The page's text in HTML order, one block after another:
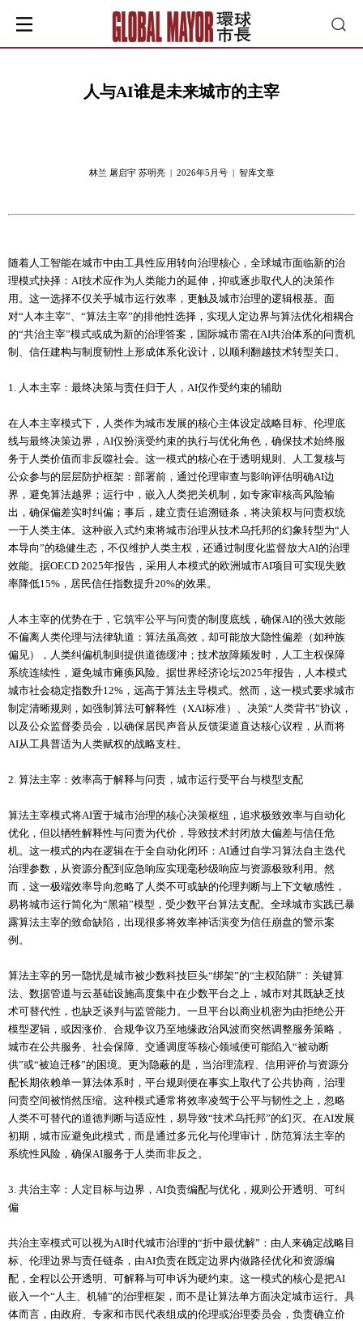
人与AI谁是未来城市的主宰
林兰 屠启宇 苏明亮 | 2026年5月号 | 智库文章
随着人工智能在城市中由工具性应用转向治理核心，全球城市面临新的治
理模式抉择：AI技术应作为人类能力的延伸，抑或逐步取代人的决策作
用。这一选择不仅关乎城市运行效率，更触及城市治理的逻辑根基。面
对“人本主宰”、“算法主宰”的排他性选择，实现人定边界与算法优化相耦合
的“共治主宰”模式或成为新的治理答案，国际城市需在AI共治体系的问责机
制、信任建构与制度韧性上形成体系化设计，以顺利翻越技术转型关口。
1. 人本主宰：最终决策与责任归于人，AI仅作受约束的辅助
在人本主宰模式下，人类作为城市发展的核心主体设定战略目标、伦理底
线与最终决策边界，AI仅扮演受约束的执行与优化角色，确保技术始终服
务于人类价值而非反噬社会。这一模式的核心在于透明规则、人工复核与
公众参与的层层防护框架：部署前，通过伦理审查与影响评估明确AI边
界，避免算法越界；运行中，嵌入人类把关机制，如专家审核高风险输
出，确保偏差实时纠偏；事后，建立责任追溯链条，将决策权与问责权统
一于人类主体。这种嵌入式约束将城市治理从技术乌托邦的幻象转型为“人
本导向”的稳健生态，不仅维护人类主权，还通过制度化监督放大AI的治理
效能。据OECD 2025年报告，采用人本模式的欧洲城市AI项目可实现失败
率降低15%，居民信任指数提升20%的效果。
人本主宰的优势在于，它筑牢公平与问责的制度底线，确保AI的强大效能
不偏离人类伦理与法律轨道：算法虽高效，却可能放大隐性偏差（如种族
偏见），人类纠偏机制则提供道德缓冲；技术故障频发时，人工主权保障
系统连续性，避免城市瘫痪风险。据世界经济论坛2025年报告，人本模式
城市社会稳定指数升12%，远高于算法主导模式。然而，这一模式要求城市
制定清晰规则，如强制算法可解释性（XAI标准）、决策“人类背书”协议，
以及公众监督委员会，以确保居民声音从反馈渠道直达核心议程，从而将
AI从工具普适为人类赋权的战略支柱。
2. 算法主宰：效率高于解释与问责，城市运行受平台与模型支配
算法主宰模式将AI置于城市治理的核心决策枢纽，追求极致效率与自动化
优化，但以牺牲解释性与问责为代价，导致技术封闭放大偏差与信任危
机。这一模式的内在逻辑在于全自动化闭环：AI通过自学习算法自主迭代
治理参数，从资源分配到应急响应实现毫秒级响应与资源极致利用。然
而，这一极端效率导向忽略了人类不可或缺的伦理判断与上下文敏感性，
易将城市运行简化为“黑箱”模型，受少数平台算法支配。全球城市实践已暴
露算法主宰的致命缺陷，出现很多将效率神话演变为信任崩盘的警示案
例。
算法主宰的另一隐忧是城市被少数科技巨头“绑架”的“主权陷阱”：关键算
法、数据管道与云基础设施高度集中在少数平台之上，城市对其既缺乏技
术可替代性，也缺乏谈判与监管能力。一旦平台以商业机密为由拒绝公开
模型逻辑，或因涨价、合规争议乃至地缘政治风波而突然调整服务策略，
城市在公共服务、社会保障、交通调度等核心领域便可能陷入“被动断
供”或“被迫迁移”的困境。更为隐蔽的是，当治理流程、信用评价与资源分
配长期依赖单一算法体系时，平台规则便在事实上取代了公共协商，治理
问责空间被悄然压缩。这种模式通常将效率凌驾于公平与韧性之上，忽略
人类不可替代的道德判断与适应性，易导致“技术乌托邦”的幻灭。在AI发展
初期，城市应避免此模式，而是通过多元化与伦理审计，防范算法主宰的
系统性风险，确保AI服务于人类而非反之。
3. 共治主宰：人定目标与边界，AI负责编配与优化，规则公开透明、可纠
偏
共治主宰模式可以视为AI时代城市治理的“折中最优解”：由人来确定战略目
标、伦理边界与责任链条，由AI负责在既定边界内做路径优化和资源编
配，全程以公开透明、可解释与可申诉为硬约束。这一模式的核心是把AI
嵌入一个“人主、机辅”的治理框架，而不是让算法单方面决定城市运行。具
体而言，由政府、专家和市民代表组成的伦理或治理委员会，负责确立价